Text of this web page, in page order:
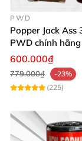
PWD
Popper Jack Ass
PWD chính
Bot
600.000₫
779.000₫
-23%
(225)